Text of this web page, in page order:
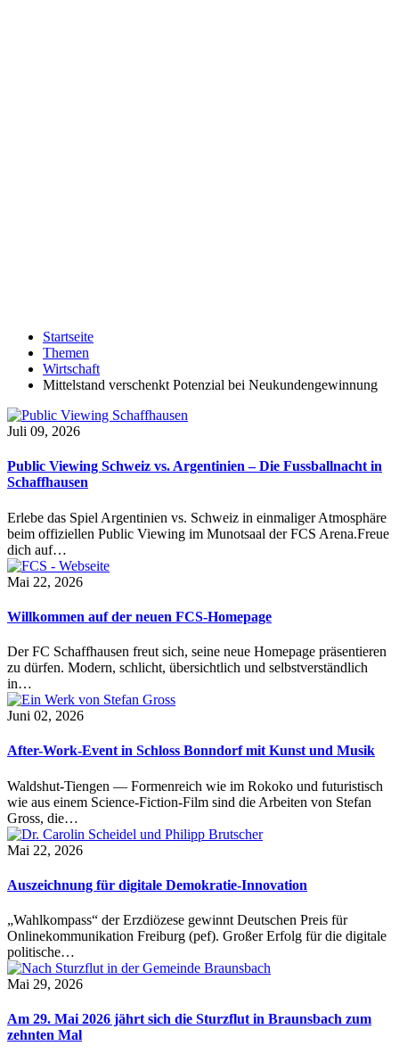
Startseite
Themen
Wirtschaft
Mittelstand verschenkt Potenzial bei Neukundengewinnung
Juli 09, 2026
Public Viewing Schweiz vs. Argentinien – Die Fussballnacht in
Schaffhausen
Erlebe das Spiel Argentinien vs. Schweiz in einmaliger Atmosphäre
beim offiziellen Public Viewing im Munotsaal der FCS Arena.Freue
dich auf…
Mai 22, 2026
Willkommen auf der neuen FCS-Homepage
Der FC Schaffhausen freut sich, seine neue Homepage präsentieren
zu dürfen. Modern, schlicht, übersichtlich und selbstverständlich
in…
Juni 02, 2026
After-Work-Event in Schloss Bonndorf mit Kunst und Musik
Waldshut-Tiengen — Formenreich wie im Rokoko und futuristisch
wie aus einem Science-Fiction-Film sind die Arbeiten von Stefan
Gross, die…
Mai 22, 2026
Auszeichnung für digitale Demokratie-Innovation
„Wahlkompass“ der Erzdiözese gewinnt Deutschen Preis für
Onlinekommunikation Freiburg (pef). Großer Erfolg für die digitale
politische…
Mai 29, 2026
Am 29. Mai 2026 jährt sich die Sturzflut in Braunsbach zum
zehnten Mal